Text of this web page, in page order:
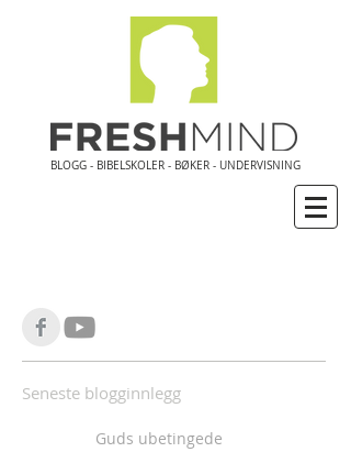
BLOGG - BIBELSKOLER - BØKER - UNDERVISNING
Seneste blogginnlegg
Guds ubetingede